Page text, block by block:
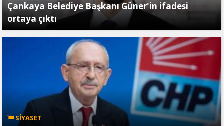
Çankaya Belediye Başkanı Güner'in ifadesi
ortaya çıktı
SİYASET